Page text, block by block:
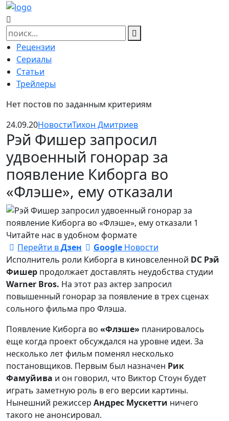
Skip
to
content
Найти:
Рецензии
Сериалы
Статьи
Трейлеры
Нет постов по заданным критериям
24.09.20НовостиТихон Дмитриев
Рэй Фишер запросил
удвоенный гонорар за
появление Киборга во
«Флэше», ему отказали
Читайте нас в удобном формате
Перейти вДзен GoogleНовости
Исполнитель роли Киборга в киновселенной DC Рэй
Фишер продолжает доставлять неудобства студии
Warner Bros. На этот раз актер запросил
повышенный гонорар за появление в трех сценах
сольного фильма про Флэша.
Появление Киборга во «Флэше» планировалось
еще когда проект обсуждался на уровне идеи. За
несколько лет фильм поменял несколько
постановщиков. Первым был назначен Рик
Фамуйива и он говорил, что Виктор Стоун будет
играть заметную роль в его версии картины.
Нынешний режиссер Андрес Мускетти ничего
такого не анонсировал.